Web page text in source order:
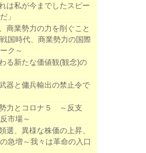
は私が今までしたスピー
」
商業勢力の力を削ぐこと
国時代、商業勢力の国際
ク～
る新たな価値観(観念)の
器と傭兵輸出の禁止令で
力とコロナ５ ～反支
市場～
選、異様な株価の上昇、
急増～我々は革命の入口